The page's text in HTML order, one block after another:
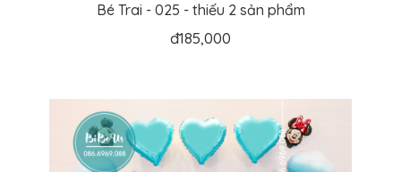
Bé Trai - 025 - thiếu 2 sản phẩm
đ185,000